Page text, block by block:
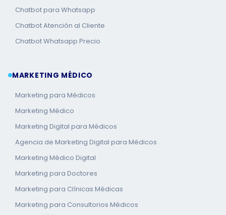
Chatbot para Whatsapp
Chatbot Atención al Cliente
Chatbot Whatsapp Precio
MARKETING MÉDICO
Marketing para Médicos
Marketing Médico
Marketing Digital para Médicos
Agencia de Marketing Digital para Médicos
Marketing Médico Digital
Marketing para Doctores
Marketing para Clínicas Médicas
Marketing para Consultorios Médicos